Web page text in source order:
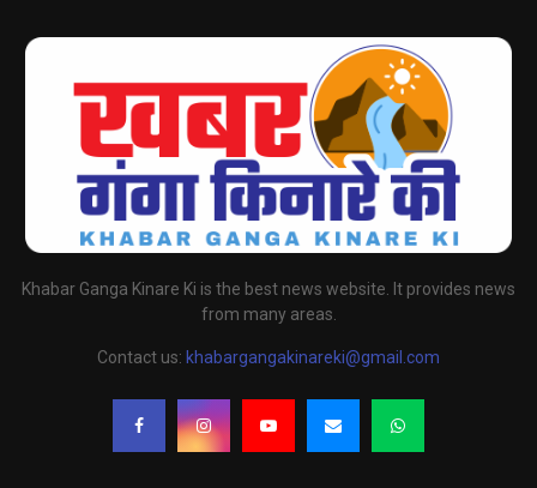
Khabar Ganga Kinare Ki is the best news website. It provides news
from many areas.
Contact us: khabargangakinareki@gmail.com